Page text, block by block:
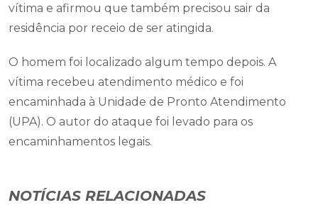
vítima e afirmou que também precisou sair da
residência por receio de ser atingida.
O homem foi localizado algum tempo depois. A
vítima recebeu atendimento médico e foi
encaminhada à Unidade de Pronto Atendimento
(UPA). O autor do ataque foi levado para os
encaminhamentos legais.
NOTÍCIAS RELACIONADAS